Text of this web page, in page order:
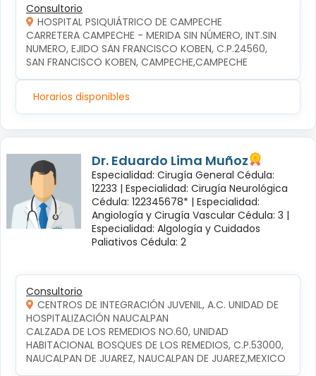
Consultorio
HOSPITAL PSIQUIÁTRICO DE CAMPECHE
CARRETERA CAMPECHE - MERIDA SIN NÚMERO, INT.SIN
NUMERO, EJIDO SAN FRANCISCO KOBEN, C.P.24560,
SAN FRANCISCO KOBEN, CAMPECHE,CAMPECHE
Horarios disponibles
Dr. Eduardo Lima Muñoz
Especialidad: Cirugía General Cédula:
12233 | Especialidad: Cirugía Neurológica
Cédula: 122345678* | Especialidad:
Angiología y Cirugía Vascular Cédula: 3 |
Especialidad: Algología y Cuidados
Paliativos Cédula: 2
Consultorio
CENTROS DE INTEGRACIÓN JUVENIL, A.C. UNIDAD DE
HOSPITALIZACIÓN NAUCALPAN
CALZADA DE LOS REMEDIOS NO.60, UNIDAD
HABITACIONAL BOSQUES DE LOS REMEDIOS, C.P.53000,
NAUCALPAN DE JUAREZ, NAUCALPAN DE JUAREZ,MEXICO